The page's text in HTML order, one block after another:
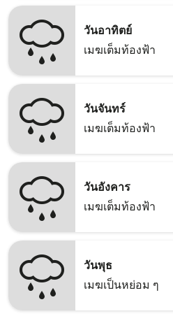
วันอาทิตย์
เมฆเต็มท้องฟ้า
วันจันทร์
เมฆเต็มท้องฟ้า
วันอังคาร
เมฆเต็มท้องฟ้า
วันพุธ
เมฆเป็นหย่อม ๆ